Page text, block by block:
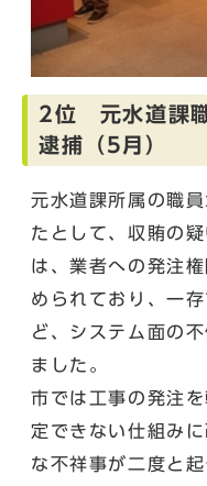
2位 元水道課
逮捕（5月）
元水道課所属の職
たとして、収賄の
は、業者への発注
められており、一
ど、システム面の
ました。
市では工事の発注
定できない仕組み
な不祥事が二度と